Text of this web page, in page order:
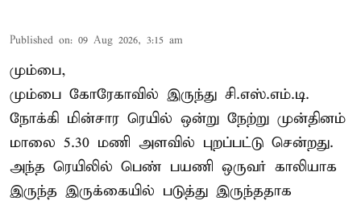
Published on: 09 Aug 2026, 3:15 am
மும்பை,
மும்பை கோரேகாவில் இருந்து சி.எஸ்.எம்.டி.
நோக்கி மின்சார ரெயில் ஒன்று நேற்று முன்தினம்
மாலை 5.30 மணி அளவில் புறப்பட்டு சென்றது.
அந்த ரெயிலில் பெண் பயணி ஒருவர் காலியாக
இருந்த இருக்கையில் படுத்து இருந்ததாக